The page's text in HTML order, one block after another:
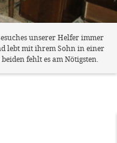
unserer Helfer immer
lebt mit ihrem Sohn in einer
fehlt es am Nötigsten.